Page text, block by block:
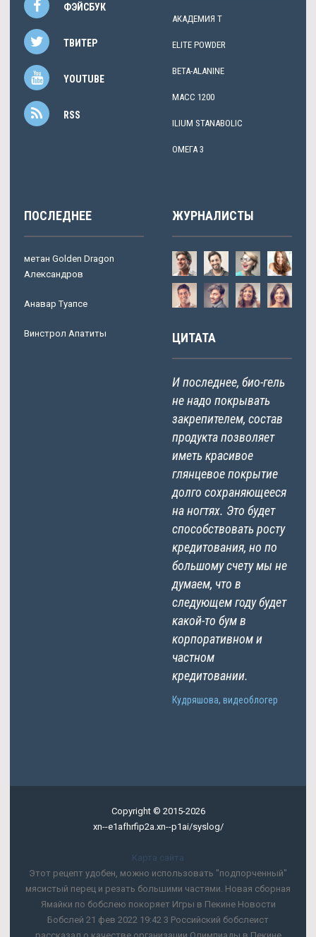
ФЭЙСБУК
ТВИТЕР
YOUTUBE
RSS
АКАДЕМИЯ Т
ELITE POWDER
BETA-ALANINE
МАСС 1200
ILIUM STANABOLIC
ОМЕГА 3
ПОСЛЕДНЕЕ
метан Golden Dragon
Александров
Анавар Туапсе
Винстрол Апатиты
ЖУРНАЛИСТЫ
ЦИТАТА
И последнее, био-гель
не надо покрывать
закрепителем, состав
продукта позволяет
иметь красивое
глянцевое покрытие
долго сохраняющееся
на ногтях. Это будет
способствовать росту
кредитования, но по
большому счету мы не
думаем, что в
следующем году будет
какой-то бум в
корпоративном и
частном
кредитовании.
Кудряшова, видеоблогер
Copyright © 2015-2026
xn--e1afhrfip2a.xn--p1ai/syslog/
Карта сайта
Этот рецепт удобен, можно использовать "подпорченный"
мясистый перец и резать большими частями. Новая сборная
Ямайки по бобслею покоряет Игры в Пекине Новости
Бобслей 21 фев 2022 19:42 3 Российский бобслеист